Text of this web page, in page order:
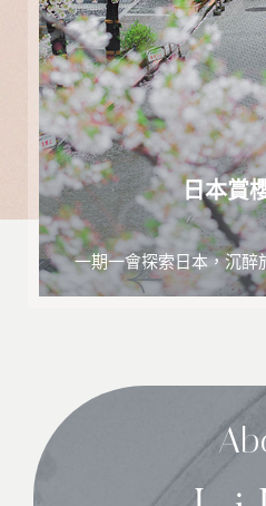
日本賞
一期一會探索日本，沉醉